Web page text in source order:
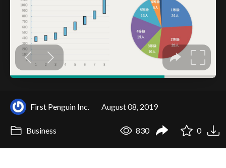
First Penguin Inc. August 08, 2019
Business 830 0